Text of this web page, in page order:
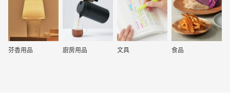
芬香用品 廚房用品 文具 食品